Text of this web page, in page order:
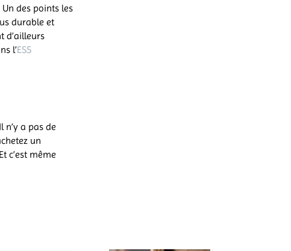
des points les
durable et
d’ailleurs
l’ESS
n’y a pas de
un
c’est même